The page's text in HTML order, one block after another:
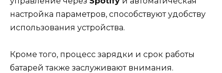
настройка параметров, способствуют удобству
использования устройства.
Кроме того, процесс зарядки и срок работы
батарей также заслуживают внимания.